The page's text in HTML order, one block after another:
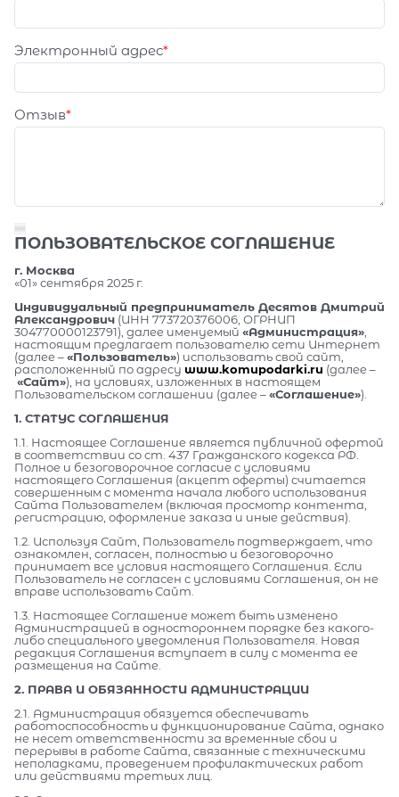
Электронный адрес
Отзыв
ПОЛЬЗОВАТЕЛЬСКОЕ СОГЛАШЕНИЕ
г. Москва
«01» сентября 2025 г.
Индивидуальный предприниматель Десятов Дмитрий
Александрович (ИНН 773720376006, ОГРНИП
304770000123791), далее именуемый «Администрация»
настоящим предлагает пользователю сети Интернет
(далее –«Пользователь») использовать свой сайт,
расположенный по адресу www.komupodarki.ru (далее –
«Сайт»), на условиях, изложенных в настоящем
Пользовательском соглашении (далее –«Соглашение»).
1. СТАТУС СОГЛАШЕНИЯ
1.1. Настоящее Соглашение является публичной офертой
в соответствии со ст. 437 Гражданского кодекса РФ.
Полное и безоговорочное согласие с условиями
настоящего Соглашения (акцепт оферты) считается
совершенным с момента начала любого использования
Сайта Пользователем (включая просмотр контента,
регистрацию, оформление заказа и иные действия).
1.2. Используя Сайт, Пользователь подтверждает, что
ознакомлен, согласен, полностью и безоговорочно
принимает все условия настоящего Соглашения. Если
Пользователь не согласен с условиями Соглашения, он не
вправе использовать Сайт.
1.3. Настоящее Соглашение может быть изменено
Администрацией в одностороннем порядке без какого-
либо специального уведомления Пользователя. Новая
редакция Соглашения вступает в силу с момента ее
размещения на Сайте.
2. ПРАВА И ОБЯЗАННОСТИ АДМИНИСТРАЦИИ
2.1. Администрация обязуется обеспечивать
работоспособность и функционирование Сайта, однако
не несет ответственности за временные сбои и
перерывы в работе Сайта, связанные с техническими
неполадками, проведением профилактических работ
или действиями третьих лиц.